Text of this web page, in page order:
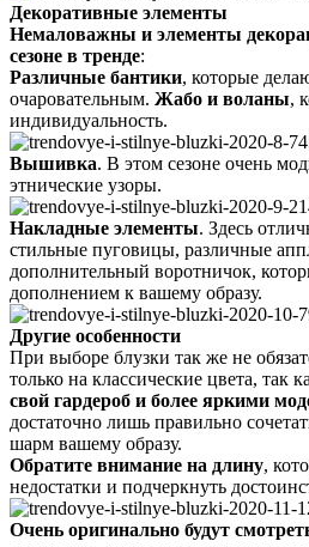
Декоративные элементы
Немаловажны и элементы
сезоне в тренде:
Различные бантики, которые
очаровательным. Жабо и воланы,
индивидуальность.
Вышивка. В этом сезоне очень
этнические узоры.
Накладные элементы. Здесь
стильные пуговицы, различные
дополнительный воротничок,
дополнением к вашему образу.
Другие особенности
При выборе блузки так же не
только на классические цвета, так
свой гардероб и более яркими
достаточно лишь правильно
шарм вашему образу.
Обратите внимание на длину,
недостатки и подчеркнуть
Очень оригинально будут